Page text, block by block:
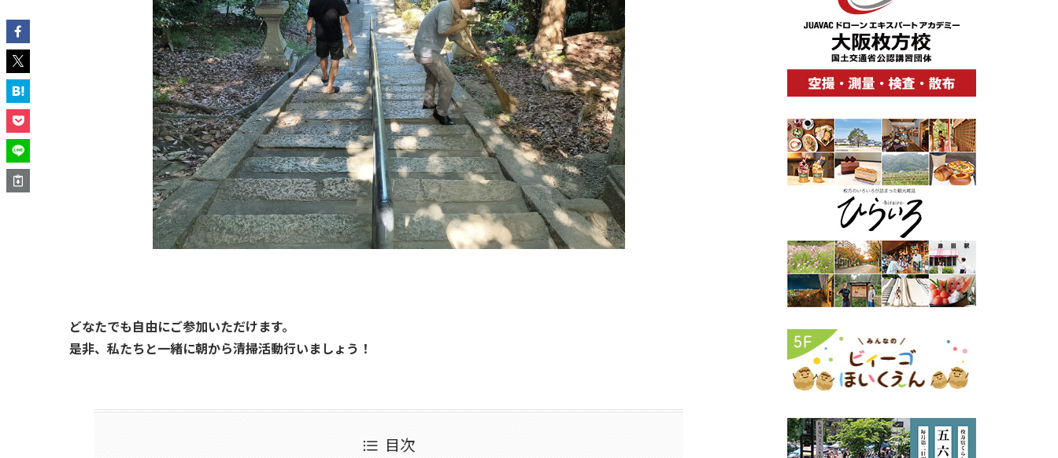
どなたでも自由にご参加いただけます。
是非、私たちと一緒に朝から清掃活動行いましょう！
目次